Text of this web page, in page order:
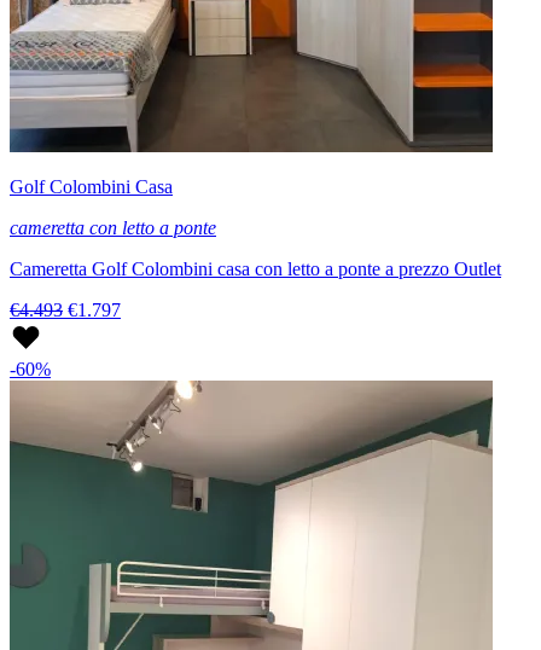
Golf Colombini Casa
cameretta con letto a ponte
Cameretta Golf Colombini casa con letto a ponte a prezzo Outlet
€4.493 €1.797
-60%